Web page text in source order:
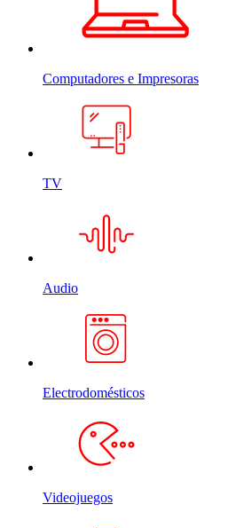
Computadores e Impresoras
TV
Audio
Electrodomésticos
Videojuegos